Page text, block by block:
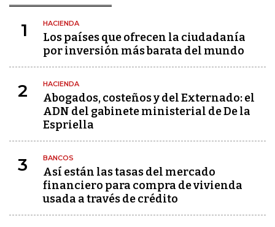
1 HACIENDA
Los países que ofrecen la ciudadanía
por inversión más barata del mundo
2 HACIENDA
Abogados, costeños y del Externado: el
ADN del gabinete ministerial de De la
Espriella
3 BANCOS
Así están las tasas del mercado
financiero para compra de vivienda
usada a través de crédito